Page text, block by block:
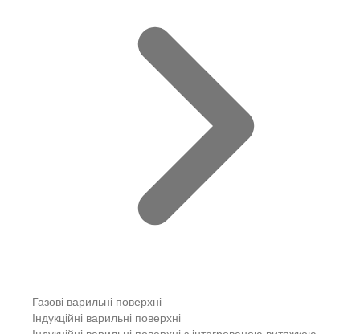
Газові варильні поверхні
Індукційні варильні поверхні